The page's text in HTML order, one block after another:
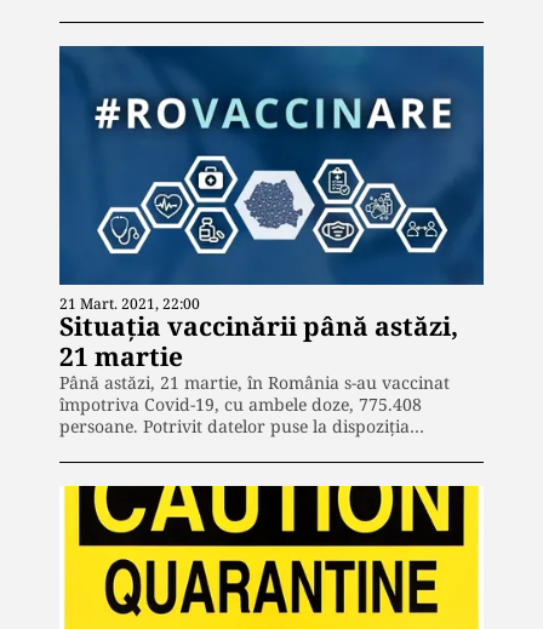
21 Mart. 2021, 22:00
Situația vaccinării până astăzi,
21 martie
Până astăzi, 21 martie, în România s-au vaccinat
împotriva Covid-19, cu ambele doze, 775.408
persoane. Potrivit datelor puse la dispoziția…